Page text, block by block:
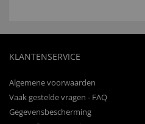
KLANTENSERVICE
Algemene voorwaarden
Vaak gestelde vragen - FAQ
Gegevensbescherming